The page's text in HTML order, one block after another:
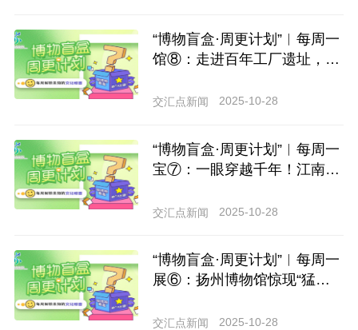
“博物盲盒·周更计划”︱每周一
馆⑧：走进百年工厂遗址，触
交汇点新闻 2025-10-28
“博物盲盒·周更计划”︱每周一
宝⑦：一眼穿越千年！江南首
样的惊心动魄？
交汇点新闻 2025-10-28
“博物盲盒·周更计划”︱每周一
展⑥：扬州博物馆惊现“猛犸象
时代新玩法
交汇点新闻 2025-10-28